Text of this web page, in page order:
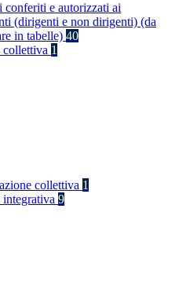
conferiti e autorizzati ai
(dirigenti e non dirigenti) (da
in tabelle) 40
collettiva 1
collettiva 1
9